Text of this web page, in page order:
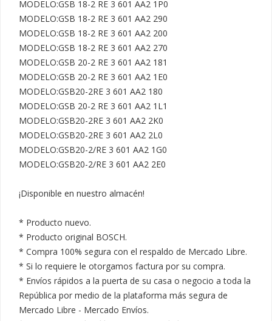
MODELO:GSB 18-2 RE 3 601 AA2 1P0
MODELO:GSB 18-2 RE 3 601 AA2 290
MODELO:GSB 18-2 RE 3 601 AA2 200
MODELO:GSB 18-2 RE 3 601 AA2 270
MODELO:GSB 20-2 RE 3 601 AA2 181
MODELO:GSB 20-2 RE 3 601 AA2 1E0
MODELO:GSB20-2RE 3 601 AA2 180
MODELO:GSB 20-2 RE 3 601 AA2 1L1
MODELO:GSB20-2RE 3 601 AA2 2K0
MODELO:GSB20-2RE 3 601 AA2 2L0
MODELO:GSB20-2/RE 3 601 AA2 1G0
MODELO:GSB20-2/RE 3 601 AA2 2E0
¡Disponible en nuestro almacén!
* Producto nuevo.
* Producto original BOSCH.
* Compra 100% segura con el respaldo de Mercado Libre.
* Si lo requiere le otorgamos factura por su compra.
* Envíos rápidos a la puerta de su casa o negocio a toda la
República por medio de la plataforma más segura de
Mercado Libre - Mercado Envíos.